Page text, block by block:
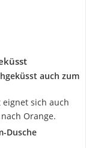
auch zum
eignet sich auch
Orange.
Dusche